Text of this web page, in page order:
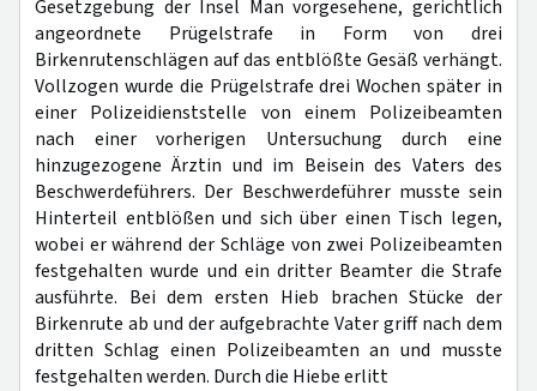
Gesetzgebung der Insel Man vorgesehene, gerichtlich
angeordnete Prügelstrafe in Form von drei
Birkenrutenschlägen auf das entblößte Gesäß verhängt.
Vollzogen wurde die Prügelstrafe drei Wochen später in
einer Polizeidienststelle von einem Polizeibeamten
nach einer vorherigen Untersuchung durch eine
hinzugezogene Ärztin und im Beisein des Vaters des
Beschwerdeführers. Der Beschwerdeführer musste sein
Hinterteil entblößen und sich über einen Tisch legen,
wobei er während der Schläge von zwei Polizeibeamten
festgehalten wurde und ein dritter Beamter die Strafe
ausführte. Bei dem ersten Hieb brachen Stücke der
Birkenrute ab und der aufgebrachte Vater griff nach dem
dritten Schlag einen Polizeibeamten an und musste
festgehalten werden. Durch die Hiebe erlitt